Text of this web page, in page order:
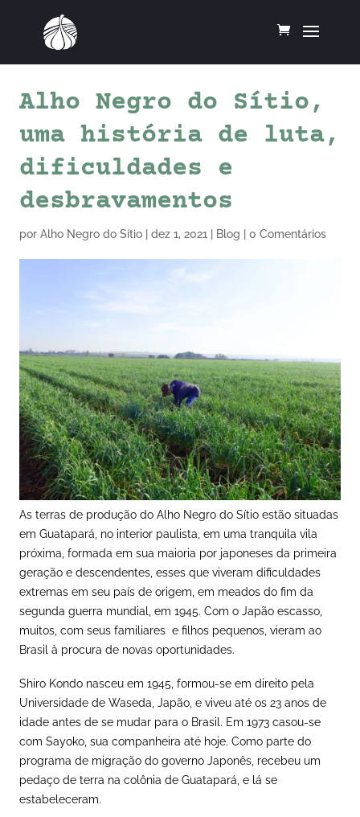
Alho Negro do Sítio,
uma história de luta,
dificuldades e
desbravamentos
por Alho Negro do Sítio dez 1, 2021 Blog 0 Comentários
As terras de produção do Alho Negro do Sítio estão situadas
em Guatapará, no interior paulista, em uma tranquila vila
próxima, formada em sua maioria por japoneses da primeira
geração e descendentes, esses que viveram dificuldades
extremas em seu país de origem, em meados do fim da
segunda guerra mundial, em 1945. Com o Japão escasso,
muitos, com seus familiares e filhos pequenos, vieram ao
Brasil à procura de novas oportunidades.
Shiro Kondo nasceu em 1945, formou-se em direito pela
Universidade de Waseda, Japão, e viveu até os 23 anos de
idade antes de se mudar para o Brasil. Em 1973 casou-se
com Sayoko, sua companheira até hoje. Como parte do
programa de migração do governo Japonês, recebeu um
pedaço de terra na colônia de Guatapará, e lá se
estabeleceram.